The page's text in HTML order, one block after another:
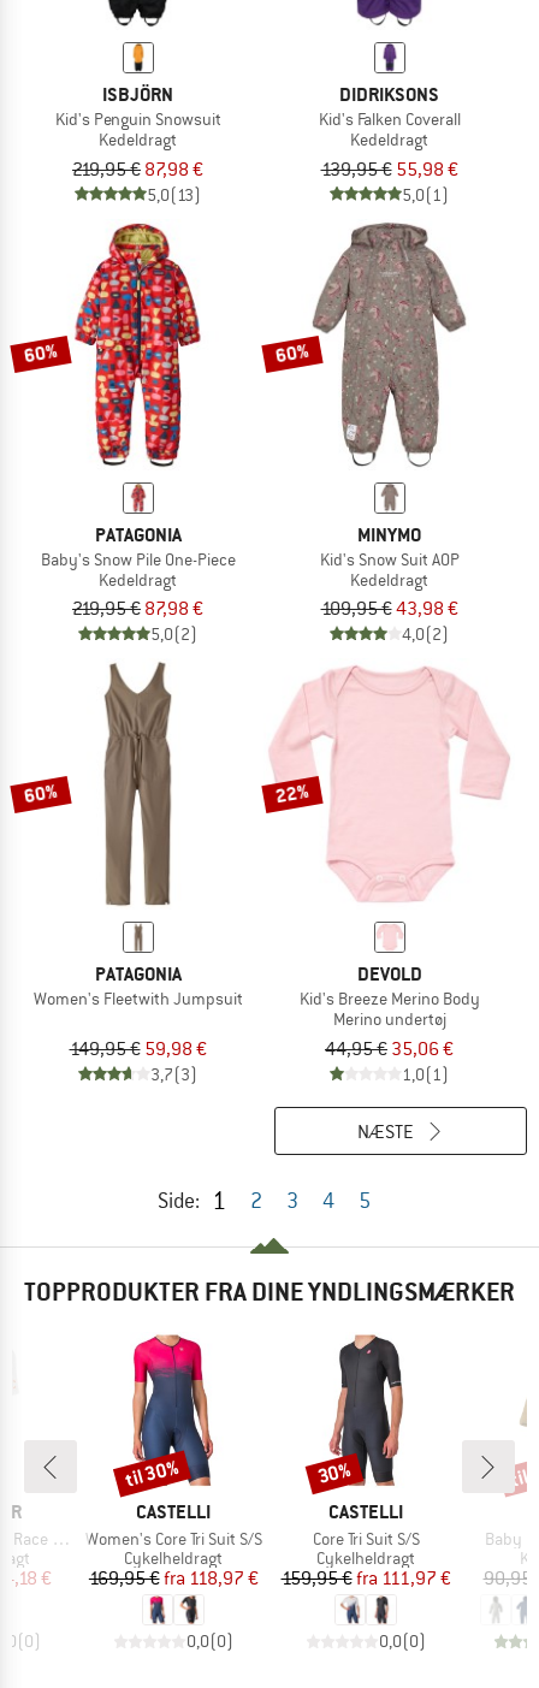
ISBJÖRN
Kid's Penguin Snowsuit
Kedeldragt
219,95 € 87,98 €
5,0(13)
DIDRIKSONS
Kid's Falken Coverall
Kedeldragt
139,95 € 55,98 €
5,0(1)
60%
PATAGONIA
Baby's Snow Pile One-Piece
Kedeldragt
219,95 € 87,98 €
5,0(2)
60%
MINYMO
Kid's Snow Suit AOP
Kedeldragt
109,95 €43,98 €
4,0(2)
60%
PATAGONIA
Women's Fleetwith Jumpsuit
149,95 € 59,98 €
3,7(3)
22%
DEVOLD
Kid's Breeze Merino Body
Merino undertøj
44,95 € 35,06 €
1,0(1)
Side: 1 2 3 4 5
NÆSTE
TOPPRODUKTER FRA DINE YNDLINGSMÆRKER
Suit
pris
€
(0)
MÆRKE
CASTELLI
Artikel
Women's Core Tri Suit S/S
Produktgruppe
Cykelheldragt
Pris
169,95 € Nedsat pris
fra 118,97 €
0,0(0)
Rabat
til 30%
MÆRKE
CASTELLI
Artikel
Core Tri Suit S/S
Produktgruppe
Cykelheldragt
Pris
159,95 € Nedsat pris
fra 111,97 €
0,0(0)
Rabat
30%
Artikel
Baby
90,95
til